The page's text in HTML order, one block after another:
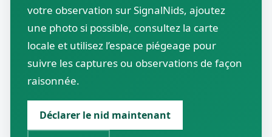
votre observation sur SignalNids, ajoutez
une photo si possible, consultez la carte
locale et utilisez l’espace piégeage pour
suivre les captures ou observations de façon
raisonnée.
Déclarer le nid maintenant